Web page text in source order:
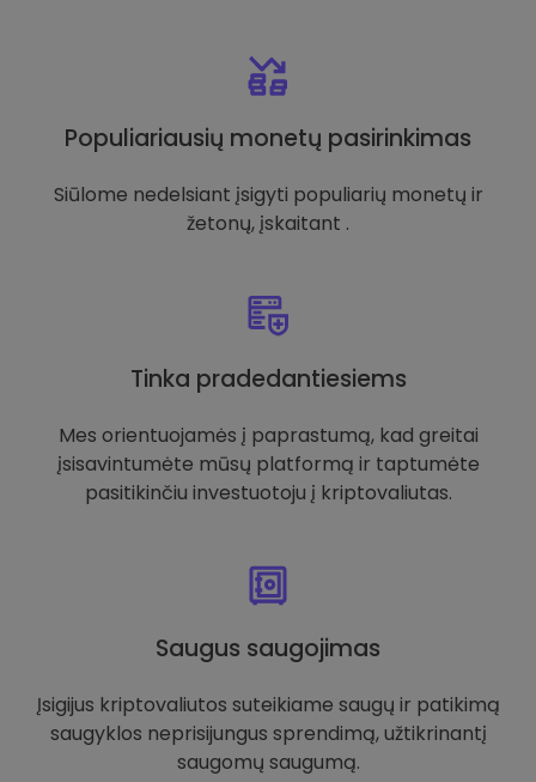
Populiariausių monetų pasirinkimas
Siūlome nedelsiant įsigyti populiarių monetų ir
žetonų, įskaitant .
Tinka pradedantiesiems
Mes orientuojamės į paprastumą, kad greitai
įsisavintumėte mūsų platformą ir taptumėte
pasitikinčiu investuotoju į kriptovaliutas.
Saugus saugojimas
Įsigijus kriptovaliutos suteikiame saugų ir patikimą
saugyklos neprisijungus sprendimą, užtikrinantį
saugomų saugumą.